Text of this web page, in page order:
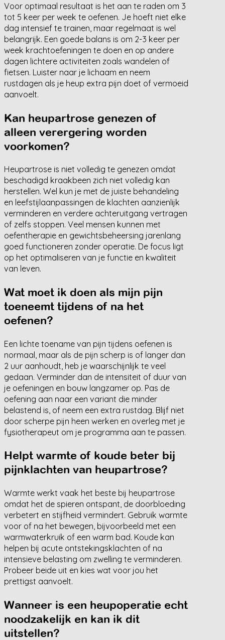
Voor optimaal resultaat is het aan te raden om 3
tot 5 keer per week te oefenen. Je hoeft niet elke
dag intensief te trainen, maar regelmaat is wel
belangrijk. Een goede balans is om 2-3 keer per
week krachtoefeningen te doen en op andere
dagen lichtere activiteiten zoals wandelen of
fietsen. Luister naar je lichaam en neem
rustdagen als je heup extra pijn doet of vermoeid
aanvoelt.
Kan heupartrose genezen of
alleen verergering worden
voorkomen?
Heupartrose is niet volledig te genezen omdat
beschadigd kraakbeen zich niet volledig kan
herstellen. Wel kun je met de juiste behandeling
en leefstijlaanpassingen de klachten aanzienlijk
verminderen en verdere achteruitgang vertragen
of zelfs stoppen. Veel mensen kunnen met
oefentherapie en gewichtsbeheersing jarenlang
goed functioneren zonder operatie. De focus ligt
op het optimaliseren van je functie en kwaliteit
van leven.
Wat moet ik doen als mijn pijn
toeneemt tijdens of na het
oefenen?
Een lichte toename van pijn tijdens oefenen is
normaal, maar als de pijn scherp is of langer dan
2 uur aanhoudt, heb je waarschijnlijk te veel
gedaan. Verminder dan de intensiteit of duur van
je oefeningen en bouw langzamer op. Pas de
oefening aan naar een variant die minder
belastend is, of neem een extra rustdag. Blijf niet
door scherpe pijn heen werken en overleg met je
fysiotherapeut om je programma aan te passen.
Helpt warmte of koude beter bij
pijnklachten van heupartrose?
Warmte werkt vaak het beste bij heupartrose
omdat het de spieren ontspant, de doorbloeding
verbetert en stijfheid vermindert. Gebruik warmte
voor of na het bewegen, bijvoorbeeld met een
warmwaterkruik of een warm bad. Koude kan
helpen bij acute ontstekingsklachten of na
intensieve belasting om zwelling te verminderen.
Probeer beide uit en kies wat voor jou het
prettigst aanvoelt.
Wanneer is een heupoperatie echt
noodzakelijk en kan ik dit
uitstellen?